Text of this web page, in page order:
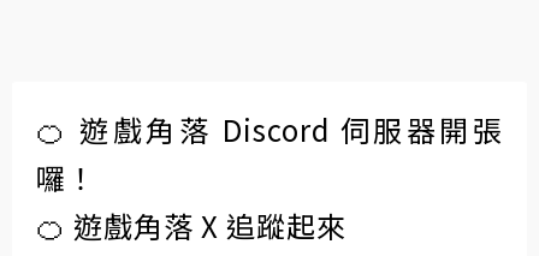
🍊 遊戲角落 Discord 伺服器開張
囉！
🍊 遊戲角落 X 追蹤起來